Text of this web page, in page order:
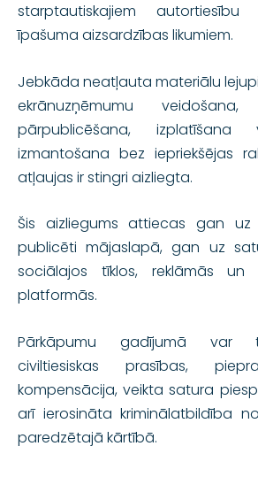
starptautiskajiem
īpašuma aizsardzības likumiem.
Jebkāda neatļauta materiālu
ekrānuzņēmumu veidošana,
pārpublicēšana, izplatīšana
izmantošana bez iepriekšējas
atļaujas ir stingri aizliegta.
Šis aizliegums attiecas gan uz
publicēti mājaslapā, gan uz
sociālajos tīklos, reklāmās un
platformās.
Pārkāpumu gadījumā var
civiltiesiskas prasības,
kompensācija, veikta satura
arī ierosināta kriminālatbildība
paredzētajā kārtībā.